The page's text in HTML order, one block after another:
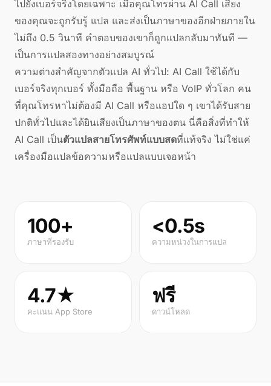
ไปยังเบอร์จริงโดยเฉพาะ เมื่อคุณโทรผ่าน AI Call เสียง
ของคุณจะถูกรับรู้ แปล และส่งเป็นภาษาของอีกฝ่ายภายใน
ไม่ถึง 0.5 วินาที คำตอบของเขาก็ถูกแปลกลับมาทันที —
เป็นการแปลสองทางอย่างสมบูรณ์
ความต่างสำคัญจากตัวแปล AI ทั่วไป: AI Call ใช้ได้กับ
เบอร์จริงทุกเบอร์ ทั้งมือถือ พื้นฐาน หรือ VoIP ทั่วโลก คน
ที่คุณโทรหาไม่ต้องมี AI Call หรือแอปใด ๆ เขาได้รับสาย
ปกติทั่วไปและได้ยินเสียงเป็นภาษาของตน นี่คือสิ่งที่ทำให้
AI Call เป็นตัวแปลสายโทรศัพท์แบบสดที่แท้จริง ไม่ใช่แค่
เครื่องมือแปลข้อความหรือแปลแบบเจอหน้า
100+
ภาษาที่รองรับ
<0.5s
ความหน่วงในการแปล
4.7★
คะแนน App Store
ฟรี
ดาวน์โหลด